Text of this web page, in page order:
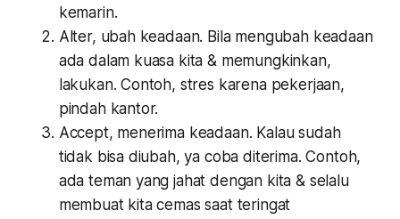
kemarin.
Alter, ubah keadaan. Bila mengubah keadaan
ada dalam kuasa kita & memungkinkan,
lakukan. Contoh, stres karena pekerjaan,
pindah kantor.
Accept, menerima keadaan. Kalau sudah
tidak bisa diubah, ya coba diterima. Contoh,
ada teman yang jahat dengan kita & selalu
membuat kita cemas saat teringat